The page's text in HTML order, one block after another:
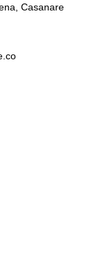
Casanare